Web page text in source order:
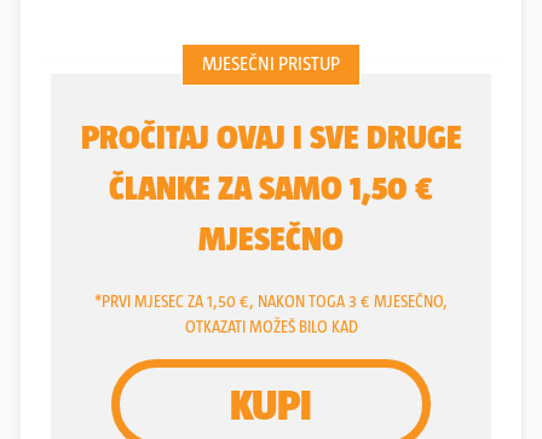
zadnje ocjene, stres raste razmjerno zasićenju i
umoru. I baš u ovom periodu prosvjetni sindikati i
najjače. Sindikati prijete štrajkom usred državne
mature, ministar im odgovara oštrim, bijesnim
porukama. Samim time stres će dodatno rasti i
među zaposlenima u školama. I svi su sve već